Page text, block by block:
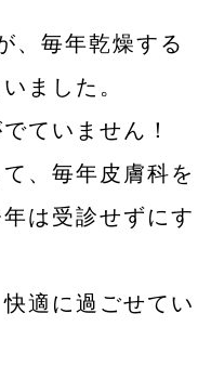
、毎年乾燥する
ました。
ていません！
、毎年皮膚科を
は受診せずにす
適に過ごせてい